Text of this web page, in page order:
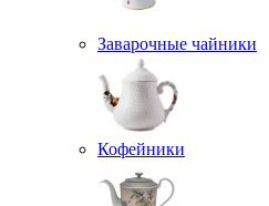
Заварочные чайники
Кофейники